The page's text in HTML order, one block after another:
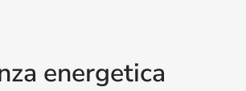
energetica